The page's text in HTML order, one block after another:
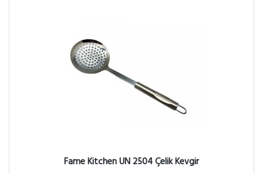
Fame Kitchen UN 2504 Çelik Kevgir